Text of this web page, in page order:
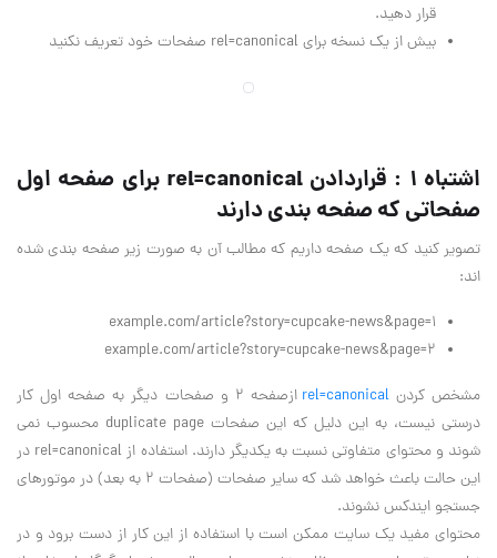
قرار دهید.
بیش از یک نسخه برای rel=canonical صفحات خود تعریف نکنید
اشتباه 1 : قراردادن rel=canonical برای صفحه اول
صفحاتی که صفحه بندی دارند
تصویر کنید که یک صفحه داریم که مطالب آن به صورت زیر صفحه بندی شده
اند:
example.com/article?story=cupcake-news&page=1
example.com/article?story=cupcake-news&page=2
مشخص کردنrel=canonical
ازصفحه 2 و صفحات دیگر به صفحه اول کار
درستی نیست، به این دلیل که این صفحات duplicate page محسوب نمی
شوند و محتوای متفاوتی نسبت به یکدیگر دارند. استفاده از rel=canonical در
این حالت باعث خواهد شد که سایر صفحات (صفحات 2 به بعد) در موتورهای
جستجو ایندکس نشوند.
محتوای مفید یک سایت ممکن است با استفاده از این کار از دست برود و در